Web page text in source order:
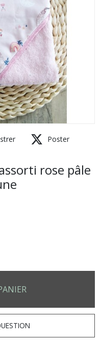
Poster
rose pâle